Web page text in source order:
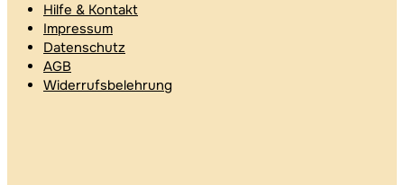
Hilfe & Kontakt
Impressum
Datenschutz
AGB
Widerrufsbelehrung